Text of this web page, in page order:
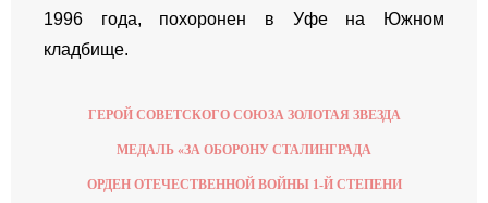
1996 года, похоронен в Уфе на Южном
кладбище.
ГЕРОЙ СОВЕТСКОГО СОЮЗА ЗОЛОТАЯ ЗВЕЗДА
МЕДАЛЬ «ЗА ОБОРОНУ СТАЛИНГРАДА
ОРДЕН ОТЕЧЕСТВЕННОЙ ВОЙНЫ 1-Й СТЕПЕНИ